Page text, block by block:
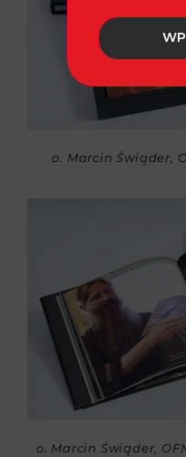
o. Marcin Świąder,
o. Marcin Świąder,